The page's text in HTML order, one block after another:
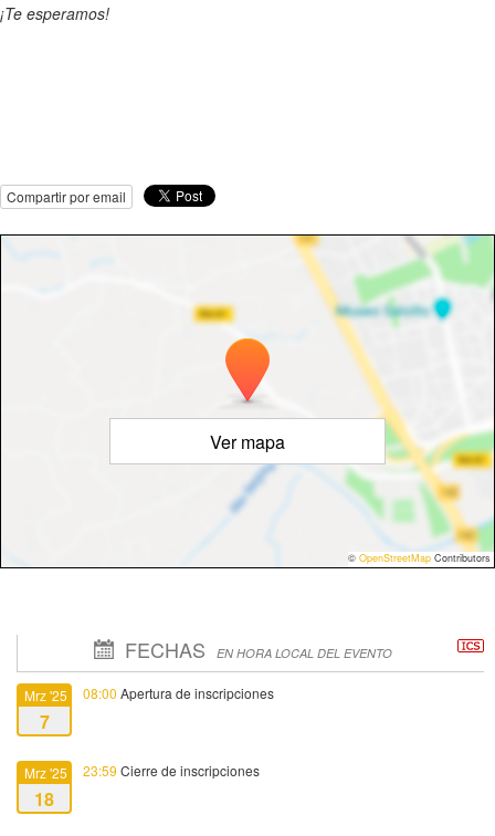
¡Te esperamos!
Compartir por email
Ver mapa
© OpenStreetMap Contributors
FECHAS EN HORA LOCAL DEL EVENTO
Mrz '25
7
08:00 Apertura de inscripciones
Mrz '25
18
23:59 Cierre de inscripciones